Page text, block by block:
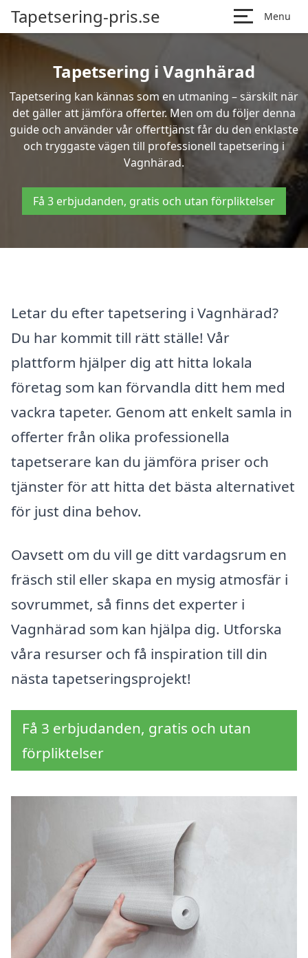
Tapetsering-pris.se Menu
Tapetsering i Vagnhärad
Tapetsering kan kännas som en utmaning – särskilt när
det gäller att jämföra offerter. Men om du följer denna
guide och använder vår offerttjänst får du den enklaste
och tryggaste vägen till professionell tapetsering i
Vagnhärad.
Få 3 erbjudanden, gratis och utan förpliktelser
Letar du efter tapetsering i Vagnhärad?
Du har kommit till rätt ställe! Vår
plattform hjälper dig att hitta lokala
företag som kan förvandla ditt hem med
vackra tapeter. Genom att enkelt samla in
offerter från olika professionella
tapetserare kan du jämföra priser och
tjänster för att hitta det bästa alternativet
för just dina behov.
Oavsett om du vill ge ditt vardagsrum en
fräsch stil eller skapa en mysig atmosfär i
sovrummet, så finns det experter i
Vagnhärad som kan hjälpa dig. Utforska
våra resurser och få inspiration till din
nästa tapetseringsprojekt!
Få 3 erbjudanden, gratis och utan
förpliktelser